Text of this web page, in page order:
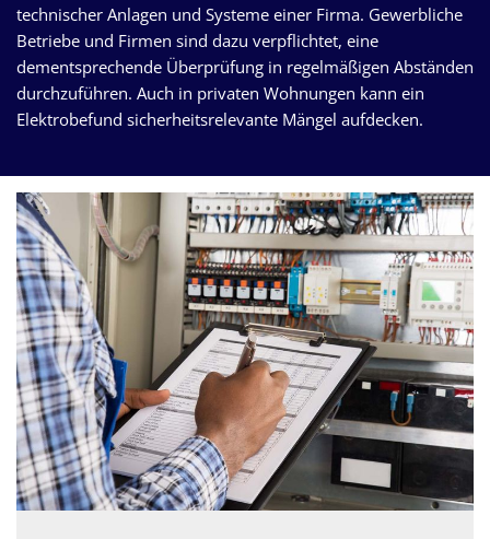
technischer Anlagen und Systeme einer Firma. Gewerbliche
Betriebe und Firmen sind dazu verpflichtet, eine
dementsprechende Überprüfung in regelmäßigen Abständen
durchzuführen. Auch in privaten Wohnungen kann ein
Elektrobefund sicherheitsrelevante Mängel aufdecken.